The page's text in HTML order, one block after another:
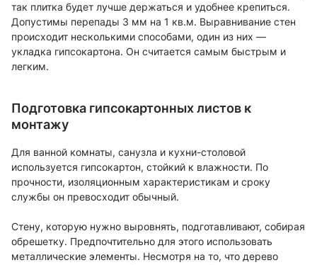
так плитка будет лучше держаться и удобнее крепиться.
Допустимы перепады 3 мм на 1 кв.м. Выравнивание стен
происходит несколькими способами, один из них —
укладка гипсокартона. Он считается самым быстрым и
легким.
Подготовка гипсокартонных листов к
монтажу
Для ванной комнаты, санузла и кухни-столовой
используется гипсокартон, стойкий к влажности. По
прочности, изоляционным характеристикам и сроку
службы он превосходит обычный.
Стену, которую нужно выровнять, подготавливают, собирая
обрешетку. Предпочтительно для этого использовать
металлические элементы. Несмотря на то, что дерево